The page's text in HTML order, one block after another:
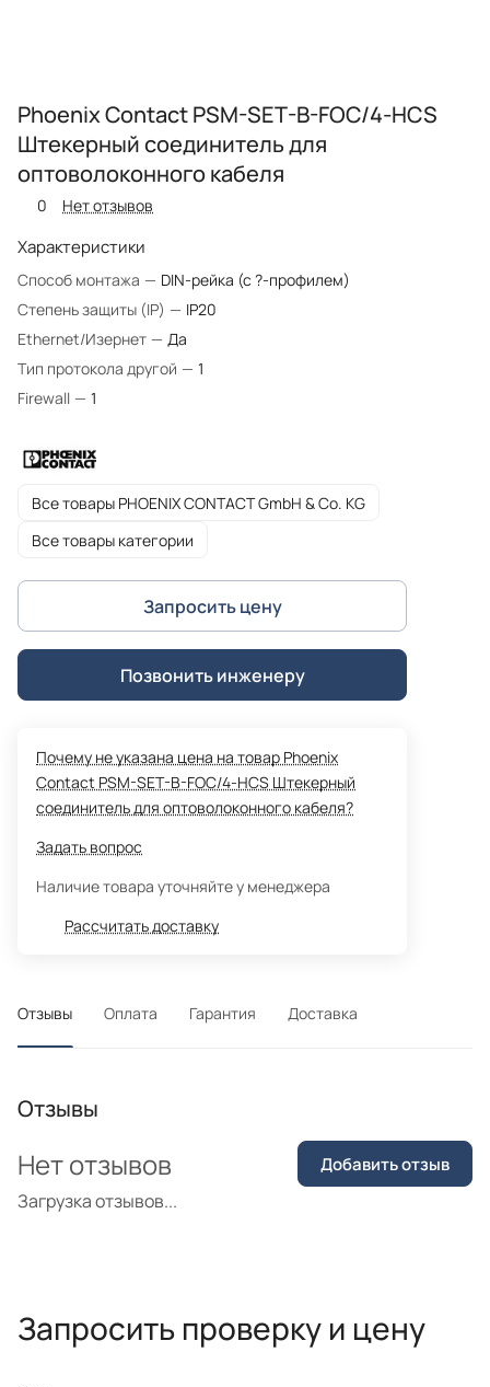
Phoenix Contact PSM-SET-B-FOC/4-HCS
Штекерный соединитель для
оптоволоконного кабеля
0 Нет отзывов
Характеристики
Способ монтажа — DIN-рейка (с ?-профилем)
Степень защиты (IP) — IP20
Ethernet/Изернет — Да
Тип протокола другой — 1
Firewall — 1
Все товары PHOENIX CONTACT GmbH & Co. KG
Все товары категории
Запросить цену
Позвонить инженеру
Почему не указана цена на товар Phoenix
Contact PSM-SET-B-FOC/4-HCS Штекерный
соединитель для оптоволоконного кабеля?
Задать вопрос
Наличие товара уточняйте у менеджера
Рассчитать доставку
Отзывы Оплата Гарантия Доставка
Отзывы
Загрузка отзывов...
Нет отзывов Добавить отзыв
Запросить проверку и цену